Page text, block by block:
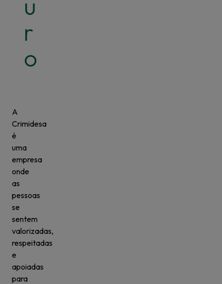
r
o
A
Crimidesa
é
uma
empresa
onde
as
pessoas
se
sentem
valorizadas,
respeitadas
e
apoiadas
para